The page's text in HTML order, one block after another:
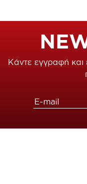
Κάντε εγγραφή και